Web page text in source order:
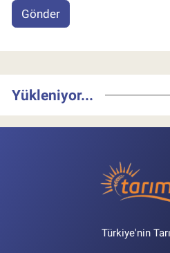
Gönder
Yükleniyor...
Türkiye'nin